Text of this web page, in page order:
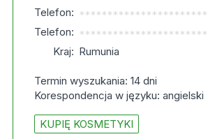
Telefon: ***********************
Telefon: ***********************
Kraj: Rumunia
Termin wyszukania: 14 dni
Korespondencja w języku: angielski
KUPIĘ KOSMETYKI